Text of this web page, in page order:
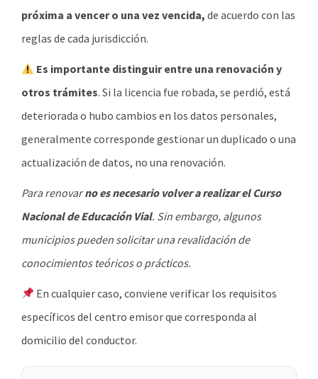
próxima a vencer o una vez vencida, de acuerdo con las
reglas de cada jurisdicción.
Es importante distinguir entre una renovación y
otros trámites. Si la licencia fue robada, se perdió, está
deteriorada o hubo cambios en los datos personales,
generalmente corresponde gestionar un duplicado o una
actualización de datos, no una renovación.
Para renovarno es necesario volver a realizar el Curso
Nacional de Educación Vial. Sin embargo, algunos
municipios pueden solicitar una revalidación de
conocimientos teóricos o prácticos.
En cualquier caso, conviene verificar los requisitos
específicos del centro emisor que corresponda al
domicilio del conductor.